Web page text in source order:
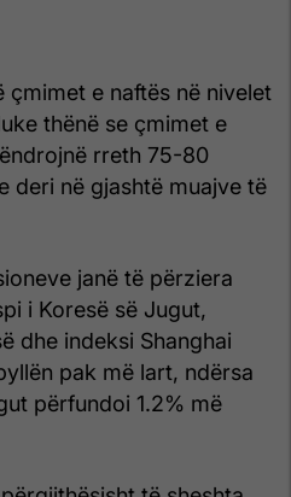
çmimet e naftës në nivelet
thënë se çmimet e
rreth 75-80
deri në gjashtë muajve të
janë të përziera
i Koresë së Jugut,
dhe indeksi Shanghai
pak më lart, ndërsa
përfundoi 1.2% më